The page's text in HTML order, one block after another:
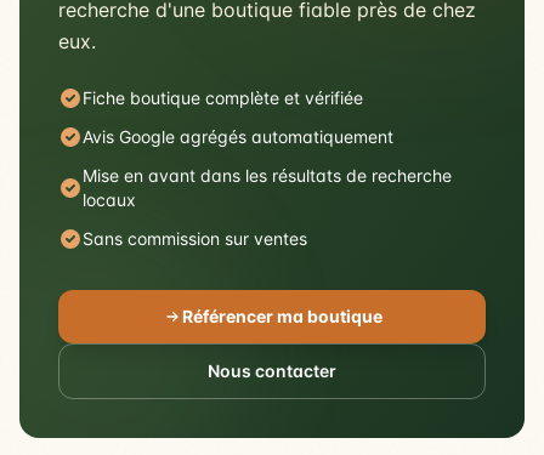
recherche d'une boutique fiable près de chez
eux.
Fiche boutique complète et vérifiée
Avis Google agrégés automatiquement
Mise en avant dans les résultats de recherche
locaux
Sans commission sur ventes
Référencer ma boutique
Nous contacter